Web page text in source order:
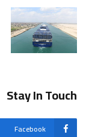
Stay In Touch
Facebook